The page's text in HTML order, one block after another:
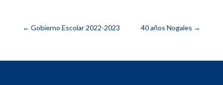
← Gobierno Escolar 2022-2023 40 años Nogales →